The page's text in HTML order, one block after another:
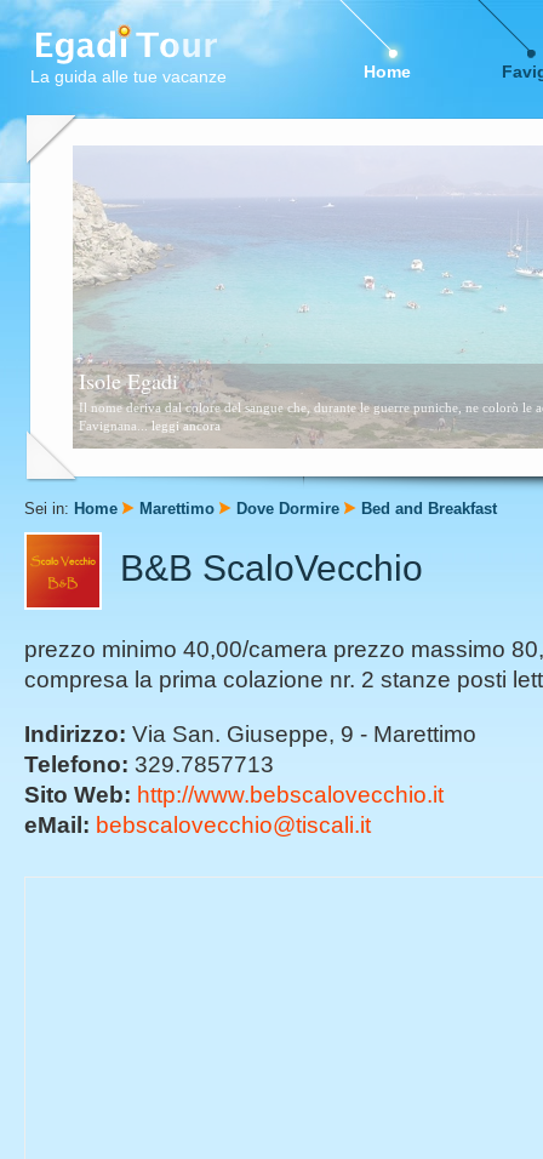
La guida alle tue vacanze Home
Favignana
Questa zona è formata da scogli e piccolissime calette sabbiose. Consigliata a
Sei in: Home Marettimo Dove Dormire Bed and Breakfast
B&B ScaloVecchio
prezzo minimo 40,00/camera prezzo massimo
compresa la prima colazione nr. 2 stanze posti
Indirizzo: Via San. Giuseppe, 9 - Marettimo
Telefono: 329.7857713
Sito Web: http://www.bebscalovecchio.it
eMail: bebscalovecchio@tiscali.it